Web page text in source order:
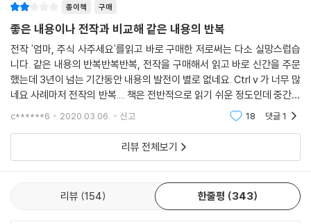
결심해도 무엇부터 시작해야 할지 막막한 사람들을 위해 저자는 하루 만원
으로 시작하는 경제독립을 위한 10단계 과정을 제시한다.
종이책 구매
좋은 내용이나 전작과 비교해 같은 내용의 반복
전작 '엄마, 주식 사주세요'를읽고 바로 구매한 저로써는 다소 실망스럽습
니다. 같은 내용의 반복반복반복, 전작을 구매해서 읽고 바로 신간을 주문
했는데 3년이 넘는 기간동안 내용의 발전이 별로 없네요. Ctrl v 가 너무 많
네요 사례마저 전작의 반복.... 책은 전반적으로 읽기 쉬운 정도인데 중간쯤
되니 반복되는 내용에 지루함이 밀려오네요 좋은 내용은 맞지만 참 아쉽습
c******6 2020.03.06. 신고 18 댓글1
리뷰 전체보기
리뷰 154 한줄평 343